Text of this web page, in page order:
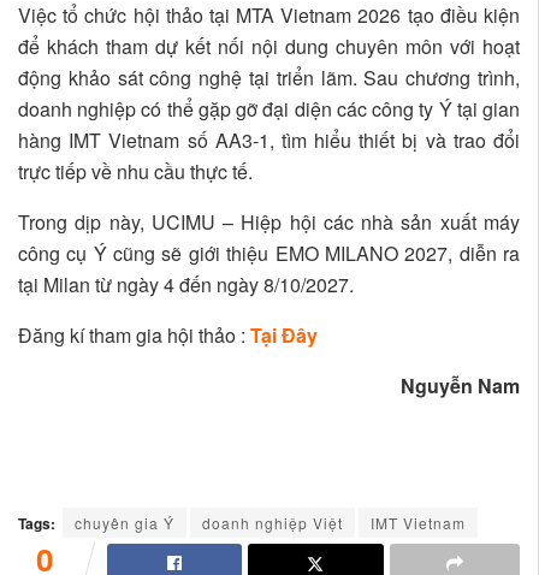
Việc tổ chức hội thảo tại MTA Vietnam 2026 tạo điều kiện
để khách tham dự kết nối nội dung chuyên môn với hoạt
động khảo sát công nghệ tại triển lãm. Sau chương trình,
doanh nghiệp có thể gặp gỡ đại diện các công ty Ý tại gian
hàng IMT Vietnam số AA3-1, tìm hiểu thiết bị và trao đổi
trực tiếp về nhu cầu thực tế.
Trong dịp này, UCIMU – Hiệp hội các nhà sản xuất máy
công cụ Ý cũng sẽ giới thiệu EMO MILANO 2027, diễn ra
tại Milan từ ngày 4 đến ngày 8/10/2027.
Đăng kí tham gia hội thảo : Tại Đây
Nguyễn Nam
Tags: chuyên gia Ý doanh nghiệp Việt IMT Vietnam
0